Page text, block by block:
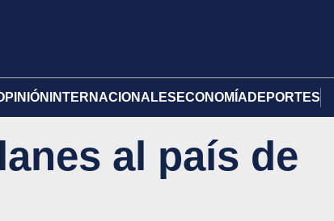
INTERNACIONALES ECONOMÍA DEPORTES
al país de